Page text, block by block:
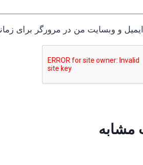
ایمیل و وبسایت من در مرورگر برای
مشابه